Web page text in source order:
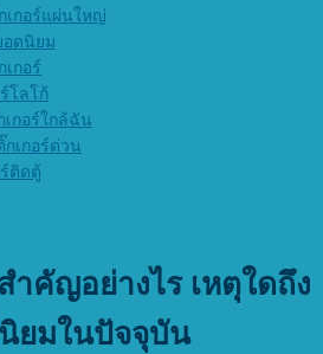
เกอร์แผ่นใหญ่
อดนิยม
กอร์
โลโก้
กอร์ใกล้ฉัน
เกอร์ด่วน
ติดตู้
ำคัญอย่างไร เหตุใดถึง
ยมในปัจจุบัน